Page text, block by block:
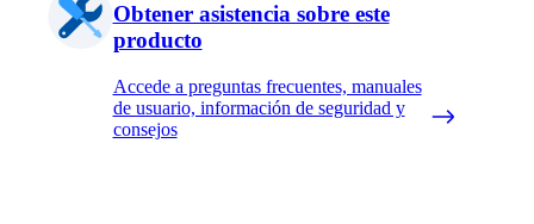
Obtener asistencia sobre este
producto
Accede a preguntas frecuentes, manuales
de usuario, información de seguridad y
consejos